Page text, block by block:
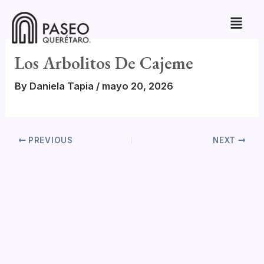
content
Los Arbolitos De Cajeme
By Daniela Tapia / mayo 20, 2026
PREVIOUS NEXT